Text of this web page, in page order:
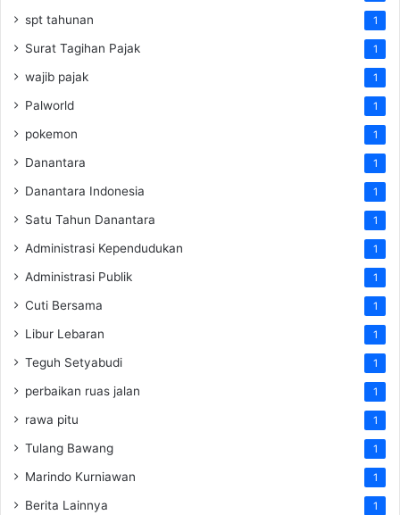
spt tahunan 1
Surat Tagihan Pajak 1
wajib pajak 1
Palworld 1
pokemon 1
Danantara 1
Danantara Indonesia 1
Satu Tahun Danantara 1
Administrasi Kependudukan 1
Administrasi Publik 1
Cuti Bersama 1
Libur Lebaran 1
Teguh Setyabudi 1
perbaikan ruas jalan 1
rawa pitu 1
Tulang Bawang 1
Marindo Kurniawan 1
Berita Lainnya 1